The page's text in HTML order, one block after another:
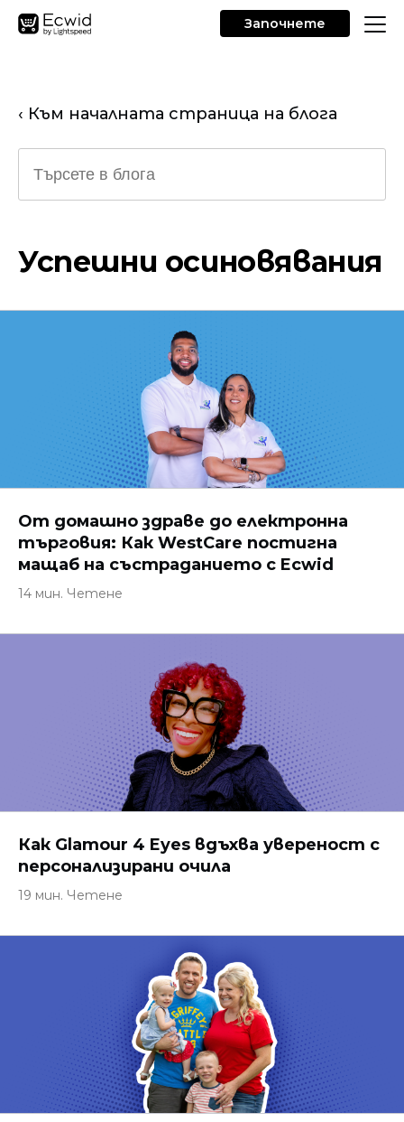
Започнете
‹ Към началната страница на блога
Успешни осиновявания
От домашно здраве до електронна
търговия: Как WestCare постигна
мащаб на състраданието с Ecwid
14 мин. Четене
Как Glamour 4 Eyes вдъхва увереност с
персонализирани очила
19 мин. Четене